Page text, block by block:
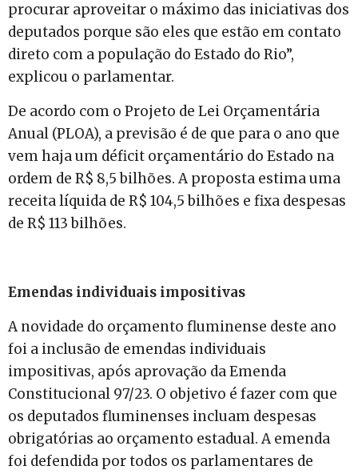
procurar aproveitar o máximo das iniciativas dos
deputados porque são eles que estão em contato
direto com a população do Estado do Rio”,
explicou o parlamentar.
De acordo com o Projeto de Lei Orçamentária
Anual (PLOA), a previsão é de que para o ano que
vem haja um déficit orçamentário do Estado na
ordem de R$ 8,5 bilhões. A proposta estima uma
receita líquida de R$ 104,5 bilhões e fixa despesas
de R$ 113 bilhões.
Emendas individuais impositivas
A novidade do orçamento fluminense deste ano
foi a inclusão de emendas individuais
impositivas, após aprovação da Emenda
Constitucional 97/23. O objetivo é fazer com que
os deputados fluminenses incluam despesas
obrigatórias ao orçamento estadual. A emenda
foi defendida por todos os parlamentares de